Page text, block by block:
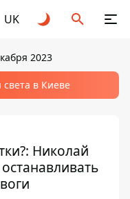
UK
2023
в Киеве
Николай